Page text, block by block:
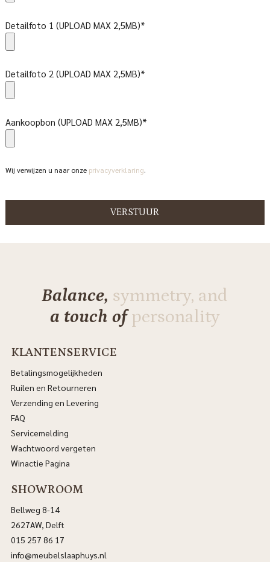
Detailfoto 1 (UPLOAD MAX 2,5MB)*
Detailfoto 2 (UPLOAD MAX 2,5MB)*
Aankoopbon (UPLOAD MAX 2,5MB)*
Wij verwijzen u naar onze privacyverklaring.
Balance, symmetry, and
a touch ofpersonality
KLANTENSERVICE
Betalingsmogelijkheden
Ruilen en Retourneren
Verzending en Levering
FAQ
Servicemelding
Wachtwoord vergeten
Winactie Pagina
SHOWROOM
Bellweg 8-14
2627AW, Delft
015 257 86 17
info@meubelslaaphuys.nl